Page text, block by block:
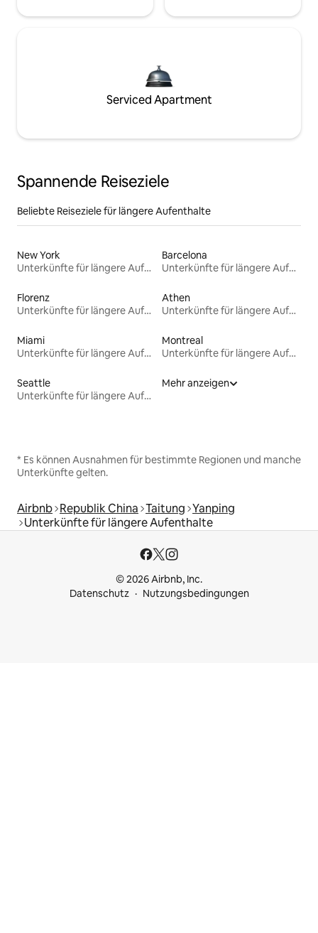
Serviced Apartment
Spannende Reiseziele
Beliebte Reiseziele für längere Aufenthalte
New York
Unterkünfte für längere Aufenthalte
Barcelona
Unterkünfte für längere Aufenthalte
Florenz
Unterkünfte für längere Aufenthalte
Athen
Unterkünfte für längere Aufenthalte
Miami
Unterkünfte für längere Aufenthalte
Montreal
Unterkünfte für längere Aufenthalte
Seattle
Unterkünfte für längere Aufenthalte
Mehr anzeigen
* Es können Ausnahmen für bestimmte Regionen und manche
Unterkünfte gelten.
Airbnb Republik China Taitung Yanping
Unterkünfte für längere Aufenthalte
© 2026 Airbnb, Inc.
Datenschutz
Nutzungsbedingungen